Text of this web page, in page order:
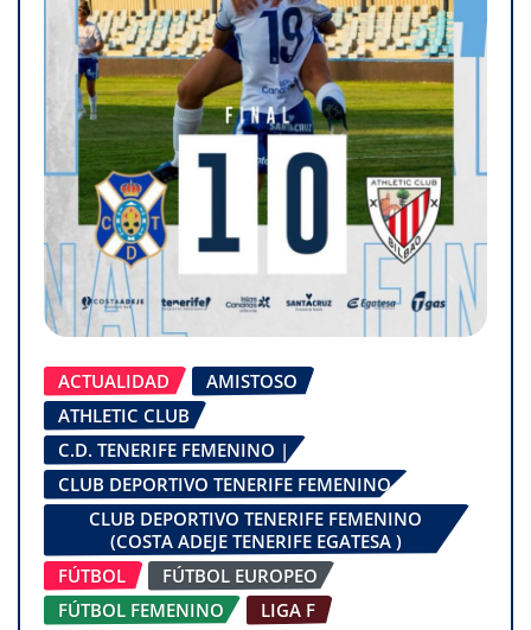
ACTUALIDAD
AMISTOSO
ATHLETIC CLUB
C.D. TENERIFE FEMENINO |
CLUB DEPORTIVO TENERIFE FEMENINO
CLUB DEPORTIVO TENERIFE FEMENINO
(COSTA ADEJE TENERIFE EGATESA )
FÚTBOL
FÚTBOL EUROPEO
FÚTBOL FEMENINO
LIGA F